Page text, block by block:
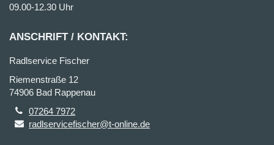
09.00-12.30 Uhr
ANSCHRIFT / KONTAKT:
Radlservice Fischer
Riemenstraße 12
74906 Bad Rappenau
07264 7972
radlservicefischer@t-online.de